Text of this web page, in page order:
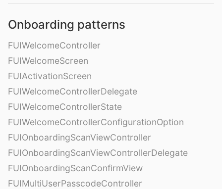
Onboarding patterns
FUIWelcomeController
FUIWelcomeScreen
FUIActivationScreen
FUIWelcomeControllerDelegate
FUIWelcomeControllerState
FUIWelcomeControllerConfigurationOption
FUIOnboardingScanViewController
FUIOnboardingScanViewControllerDelegate
FUIOnboardingScanConfirmView
FUIMultiUserPasscodeController